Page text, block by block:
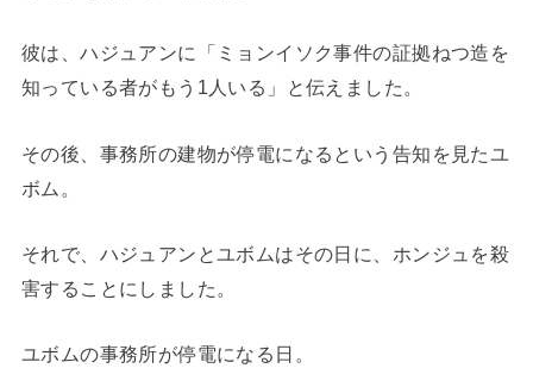
彼は、ハジュアンに「ミョンイソク事件の証拠ねつ造を
知っている者がもう1人いる」と伝えました。
その後、事務所の建物が停電になるという告知を見たユ
ボム。
それで、ハジュアンとユボムはその日に、ホンジュを殺
害することにしました。
ユボムの事務所が停電になる日。